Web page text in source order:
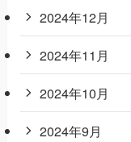
2024年12月
2024年11月
2024年10月
2024年9月